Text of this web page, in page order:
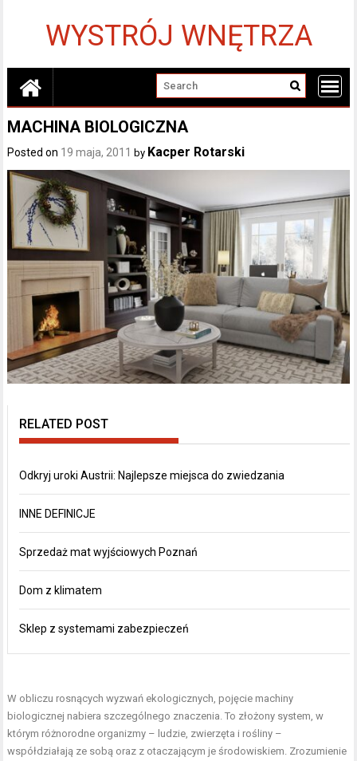
WYSTRÓJ WNĘTRZA
MACHINA BIOLOGICZNA
Posted on 19 maja, 2011 by Kacper Rotarski
RELATED POST
Odkryj uroki Austrii: Najlepsze miejsca do zwiedzania
INNE DEFINICJE
Sprzedaż mat wyjściowych Poznań
Dom z klimatem
Sklep z systemami zabezpieczeń
W obliczu rosnących wyzwań ekologicznych, pojęcie machiny
biologicznej nabiera szczególnego znaczenia. To złożony system, w
którym różnorodne organizmy – ludzie, zwierzęta i rośliny –
współdziałają ze sobą oraz z otaczającym je środowiskiem. Zrozumienie